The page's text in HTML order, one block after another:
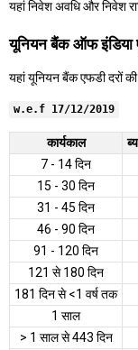
यहां निवेश अवधि और निवेश
यूनियन बैंक ऑफ इंडिया
यहां यूनियन बैंक एफडी दरों
w.e.f 17/12/2019
कार्यकाल
7 - 14 दिन
15 - 30 दिन
31 - 45 दिन
46 - 90 दिन
91 - 120 दिन
121 से 180 दिन
181 दिन से <1 वर्ष तक
1 साल
> 1 साल से 443 दिन